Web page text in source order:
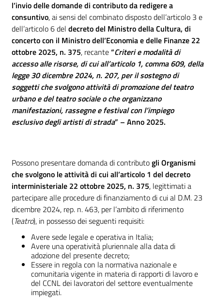
l’invio delle domande di contributo da redigere a
consuntivo, ai sensi del combinato disposto dell’articolo 3 e
dell’articolo 6 del decreto del Ministro della Cultura, di
concerto con il Ministro dell’Economia e delle Finanze 22
ottobre 2025, n. 375, recante“Criteri e modalità di
accesso alle risorse, di cui all’articolo 1, comma 609, della
legge 30 dicembre 2024, n. 207, per il sostegno di
soggetti che svolgono attività di promozione del teatro
urbano e del teatro sociale o che organizzano
manifestazioni, rassegne e festival con l’impiego
esclusivo degli artisti di strada” – Anno 2025.
Possono presentare domanda di contributogli Organismi
che svolgono le attività di cui all’articolo 1 del decreto
interministeriale 22 ottobre 2025, n. 375, legittimati a
partecipare alle procedure di finanziamento di cui al D.M. 23
dicembre 2024, rep. n. 463, per l’ambito di riferimento
(Teatro), in possesso dei seguenti requisiti:
Avere sede legale e operativa in Italia;
Avere una operatività pluriennale alla data di
adozione del presente decreto;
Essere in regola con la normativa nazionale e
comunitaria vigente in materia di rapporti di lavoro e
del CCNL dei lavoratori del settore eventualmente
impiegati.